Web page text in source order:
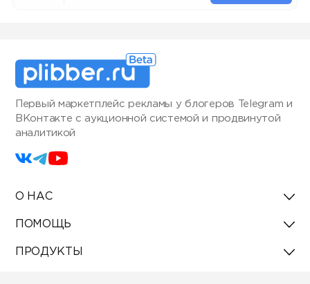
Первый маркетплейс рекламы у блогеров Telegram и
ВКонтакте с аукционной системой и продвинутой
аналитикой
О НАС
ПОМОЩЬ
ПРОДУКТЫ